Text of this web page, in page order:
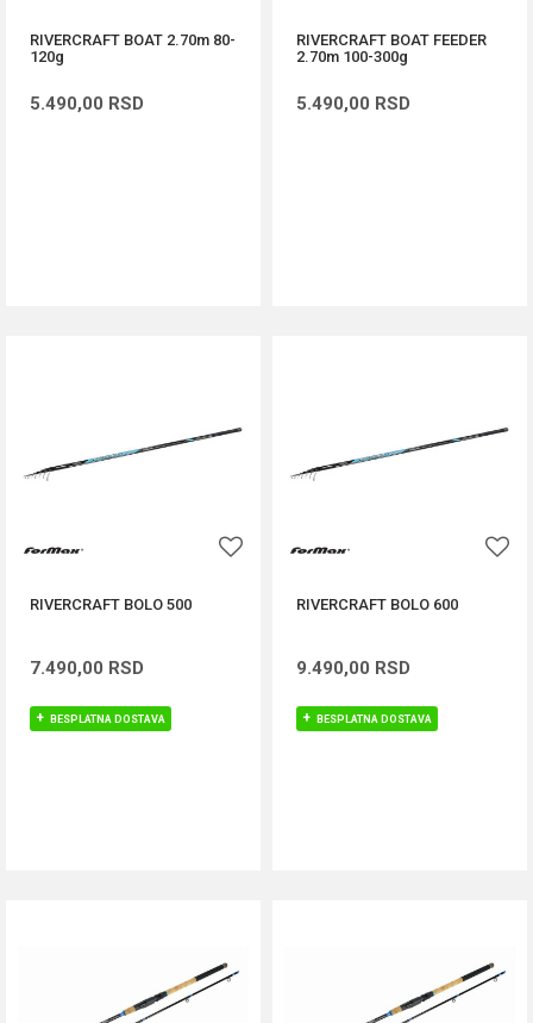
RIVERCRAFT BOAT 2.70m 80-
120g
5.490,00 RSD
RIVERCRAFT BOAT FEEDER
2.70m 100-300g
5.490,00 RSD
RIVERCRAFT BOLO 500
7.490,00 RSD
BESPLATNA DOSTAVA
RIVERCRAFT BOLO 600
9.490,00 RSD
BESPLATNA DOSTAVA